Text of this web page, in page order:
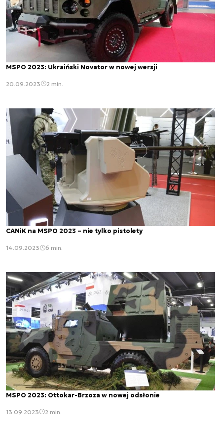
MSPO 2023: Ukraiński Novator w nowej wersji
20.09.2023 2 min.
CANiK na MSPO 2023 – nie tylko pistolety
14.09.2023 6 min.
MSPO 2023: Ottokar-Brzoza w nowej odsłonie
13.09.2023 2 min.